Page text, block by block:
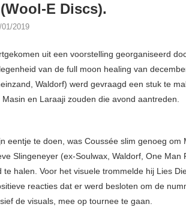
E Discs).
01/2019
uit een voorstelling georganiseerd
van de full moon healing van
Waldorf) werd gevraagd een stuk te
en Laraaji zouden die avond aantreden.
eentje te doen, was Coussée slim genoeg om
Slingeneyer (ex-Soulwax, Waldorf, One Man
te halen. Voor het visuele trommelde hij Lies
reacties dat er werd besloten om de
de visuals, mee op tournee te gaan.